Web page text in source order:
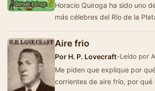
Horacio Quiroga ha sido uno
más célebres del Río de la
Aire frio
Por H. P. Lovecraft•Leído por
Me piden que explique por
corrientes de aire frío, por qué tirito más que